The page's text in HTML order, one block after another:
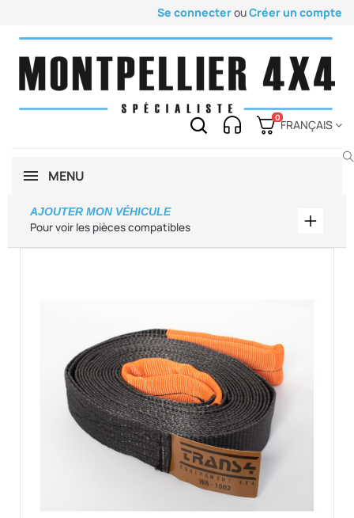
Se connecterouCréer un compte
0
FRANÇAIS
MENU
Pour voir les pièces compatibles
AJOUTER MON VÉHICULE